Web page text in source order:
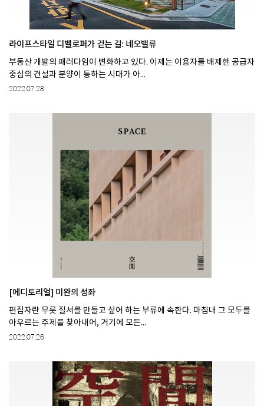
라이프스타일 디벨로퍼가 걷는 길: 네오밸류
부동산 개발의 패러다임이 변화하고 있다. 이제는 이용자를 배제한 공급자
중심의 건설과 분양이 통하는 시대가 아...
2022.07.28
[에디토리얼] 미완의 성좌
편집자란 무릇 질서를 만들고 싶어 하는 부류에 속한다. 마침내 그 모두를
아우르는 주제를 찾아내어, 거기에 모든...
2022.07.26